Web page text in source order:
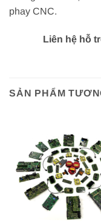
phay CNC.
Liên hệ hỗ
SẢN PHẨM